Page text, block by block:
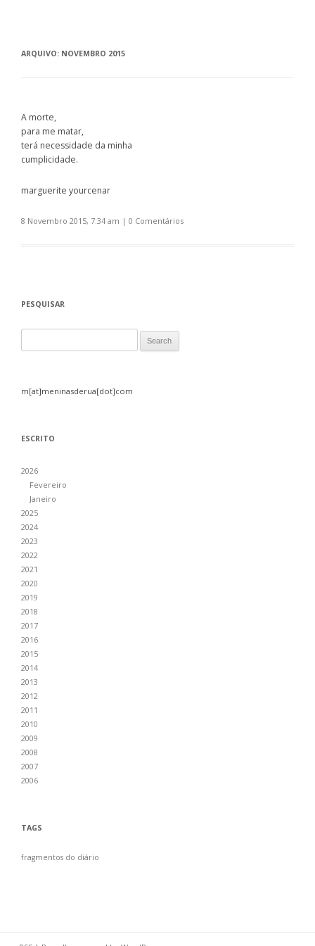
ARQUIVO: NOVEMBRO 2015
A morte,
para me matar,
terá necessidade da minha
cumplicidade.
marguerite yourcenar
8 Novembro 2015, 7:34 am | 0 Comentários
PESQUISAR
m[at]meninasderua[dot]com
ESCRITO
2026
Fevereiro
Janeiro
2025
2024
2023
2022
2021
2020
2019
2018
2017
2016
2015
2014
2013
2012
2011
2010
2009
2008
2007
2006
TAGS
fragmentos do diário